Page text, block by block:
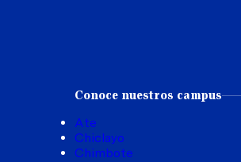
Conoce nuestros campus
Ate
Chiclayo
Chimbote